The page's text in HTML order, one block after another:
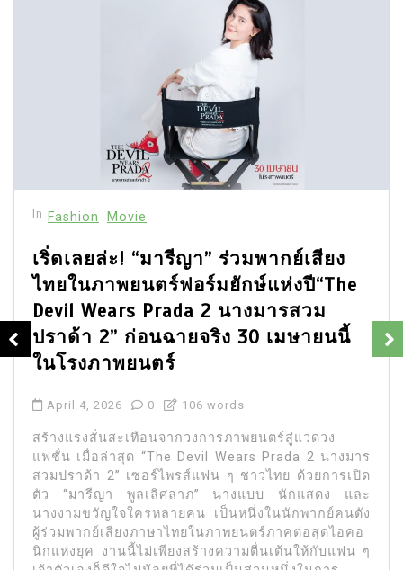
In Energy Environment
สยามพิวรรธน์ ตอกย้ำวิสัยทัศน์ความ
ยั่งยืนระดับโลก ชู “NEXTOPIA” สยาม
พารากอน เป็นแลนด์มาร์กหลักฉลอง
20 ปี Earth Hour มุ่งหน้าสู่พลังงาน
สะอาด 100%
March 27, 2026 0 82 words
กลุ่มบริษัทสยามพิวรรธน์ ผู้พัฒนาธุรกิจอสังหาริมทรัพย์
และค้าปลีกชั้นนำ เจ้าของโครงการระดับโลก อาทิ
สยามพารากอน สยามเซ็นเตอร์ สยามดิสคัฟเวอรี่ และ
ไอคอนสยาม ประกาศเดินหน้าพันธกิจ ด้านสิ่งแวดล้อม
อย่างเต็มกำลัง ร่วมฉลองครบรอบ 20 ปี กิจกรรม Earth
Hour ในประเทศไทย โดยคัดเลือก “NEXTOPIA” ณ
สยามพารากอน เป็นหนึ่งในจุดยุทธศาสตร์หลัก...